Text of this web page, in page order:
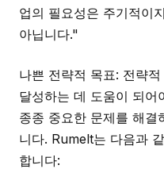
업의 필요성은 주기적이
아닙니다."
나쁜 전략적 목표: 전략
달성하는 데 도움이 되어
종종 중요한 문제를 해결
니다. Rumelt는 다음과
합니다: